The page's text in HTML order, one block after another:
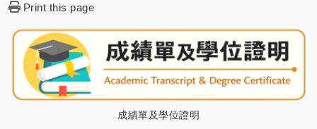
Print this page
成績單及學位證明